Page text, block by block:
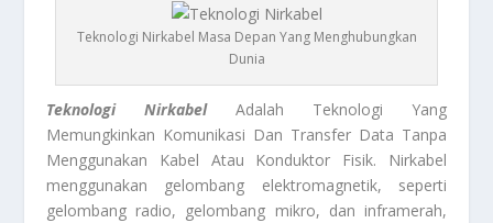
Teknologi Nirkabel Masa Depan Yang Menghubungkan
Dunia
Teknologi NirkabelAdalah Teknologi Yang
Memungkinkan Komunikasi Dan Transfer Data Tanpa
Menggunakan Kabel Atau Konduktor Fisik. Nirkabel
menggunakan gelombang elektromagnetik, seperti
gelombang radio, gelombang mikro, dan inframerah,